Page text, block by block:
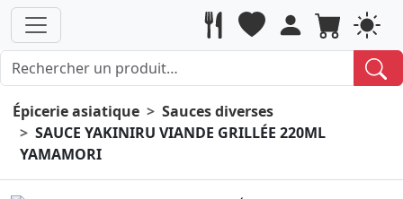
Épicerie asiatique
Sauces diverses
SAUCE YAKINIRU VIANDE GRILLÉE 220ML
YAMAMORI